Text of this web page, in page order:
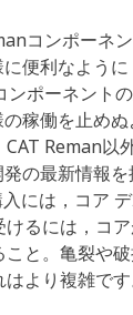
コンポーネ
便利なよう
ンポーネント
の稼働を止め
Reman以
の最新情報
には，コア
るには，コ
と。亀裂や
より複雑で